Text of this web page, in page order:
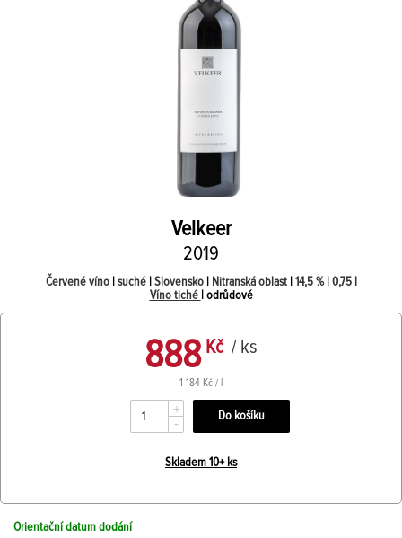
Velkeer
2019
Červené víno suché Slovensko| Nitranská oblast| 14,5 % 0,75 l
Víno tiché
| odrůdové
888 Kč / ks
1 184 Kč / l
+
-
Skladem 10+ ks
Orientační datum dodání